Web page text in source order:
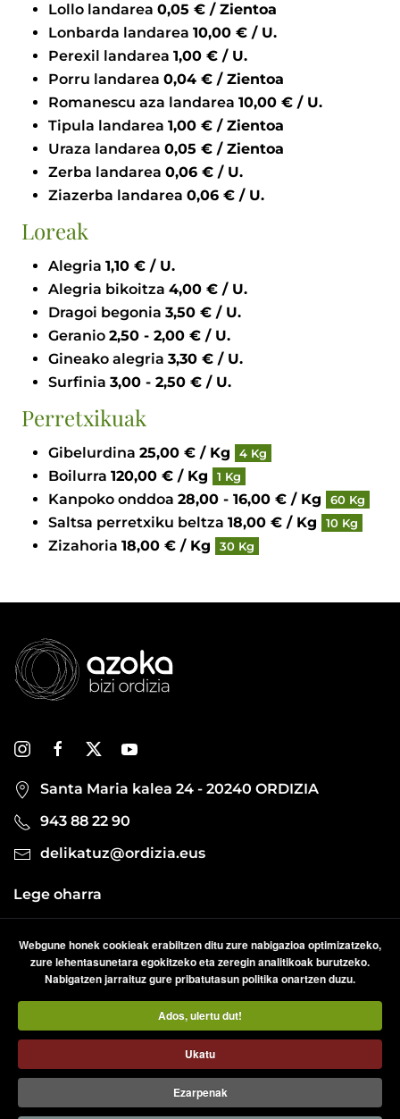
Lollo landarea
0,05 € / Zientoa
Lonbarda landarea
10,00 € / U.
Perexil landarea
1,00 € / U.
Porru landarea
0,04 € / Zientoa
Romanescu aza landarea
10,00 € / U.
Tipula landarea
1,00 € / Zientoa
Uraza landarea
0,05 € / Zientoa
Zerba landarea
0,06 € / U.
Ziazerba landarea
0,06 € / U.
Loreak
Alegria
1,10 € / U.
Alegria bikoitza
4,00 € / U.
Dragoi begonia
3,50 € / U.
Geranio
2,50 - 2,00 € / U.
Gineako alegria
3,30 € / U.
Surfinia
3,00 - 2,50 € / U.
Perretxikuak
Gibelurdina 25,00 € / Kg 4 Kg
Boilurra 120,00 € / Kg 1 Kg
Kanpoko onddoa 28,00 - 16,00 € / Kg 60 Kg
Saltsa perretxiku beltza 18,00 € / Kg 10 Kg
Zizahoria 18,00 € / Kg 30 Kg
Santa Maria kalea 24 - 20240 ORDIZIA
943 88 22 90
delikatuz@ordizia.eus
Lege oharra
Cookien politika
Webgune honek cookieak erabiltzen ditu zure nabigazioa optimizatzeko,
zure lehentasunetara egokitzeko eta zeregin analitikoak burutzeko.
Nabigatzen jarraituz gure pribatutasun politika onartzen duzu.
Ados, ulertu dut!
Ukatu
Ezarpenak